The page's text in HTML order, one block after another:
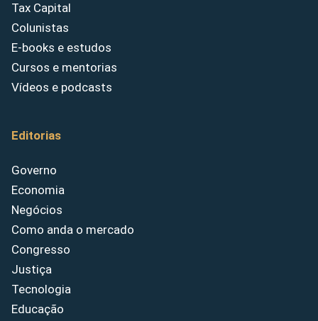
Tax Capital
Colunistas
E-books e estudos
Cursos e mentorias
Vídeos e podcasts
Editorias
Governo
Economia
Negócios
Como anda o mercado
Congresso
Justiça
Tecnologia
Educação